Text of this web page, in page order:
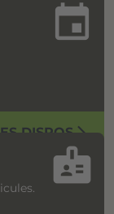
insert_invitation
DISPOSarrow_forward_ios
badge